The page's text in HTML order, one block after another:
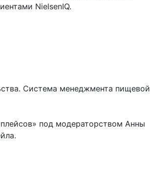
NielsenIQ.
Система менеджмента пищевой
под модераторством Анны